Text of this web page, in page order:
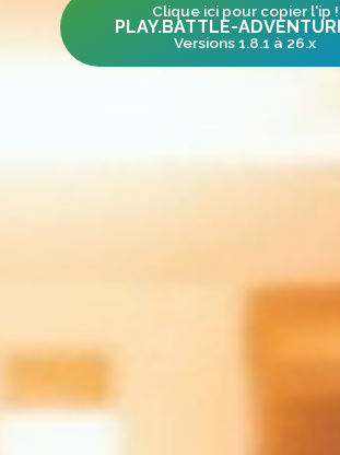
Clique ici pour copier l'ip !
PLAY.BATTLE-
Versions 1.8.1 à 26.x